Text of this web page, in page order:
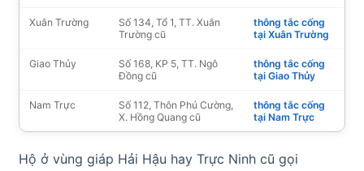
Xuân Trường
Số 134, Tổ 1, TT. Xuân
Trường cũ
thông tắc cống
tại Xuân Trường
Giao Thủy
Số 168, KP 5, TT. Ngô
Đồng cũ
thông tắc cống
tại Giao Thủy
Nam Trực
Số 112, Thôn Phú Cường,
X. Hồng Quang cũ
thông tắc cống
tại Nam Trực
Hộ ở vùng giáp Hải Hậu hay Trực Ninh cũ gọi